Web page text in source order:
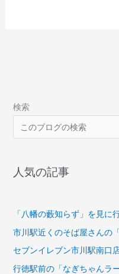
検索
人気の記事
「八幡の藪知らず」を見に
市川駅近くのそば屋さんの
セブンイレブン市川駅南口
行徳駅前の「なぎちゃんラ